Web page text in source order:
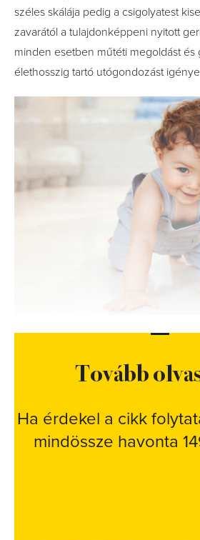
széles skálája pedig a csigolyatest
zavarától a tulajdonképpeni nyitott
minden esetben műtéti megoldást
élethosszig tartó utógondozást
Tovább
Ha érdekel a cikk
mindössze havonta